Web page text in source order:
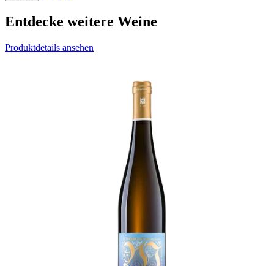
Entdecke weitere Weine
Produktdetails ansehen